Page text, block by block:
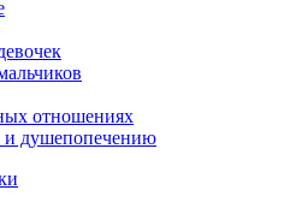
отношениях
и душепопечению